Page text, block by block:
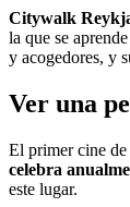
Citywalk
la que se
y acogedores, y
Ver una
El primer cine de
celebra
este lugar.